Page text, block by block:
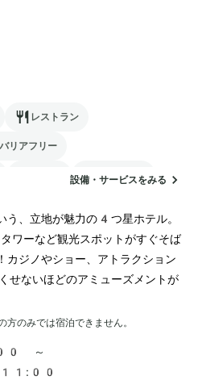
レストラン
バリアフリー
ランドリー
設備・サービスをみる
う、立地が魅力の4つ星ホテル。
ーなど観光スポットがすぐそば
カジノやショー、アトラクション
せないほどのアミューズメントが
方のみでは宿泊できません。
～